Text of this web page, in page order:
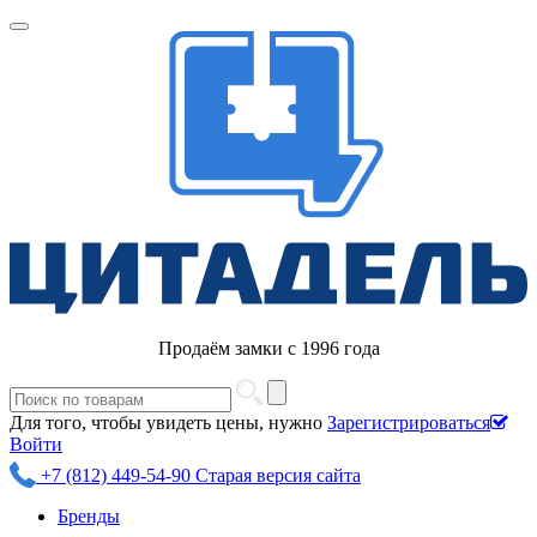
Продаём замки с 1996 года
Для того, чтобы увидеть цены, нужно Зарегистрироваться
Войти
+7 (812) 449-54-90 Старая версия сайта
Бренды